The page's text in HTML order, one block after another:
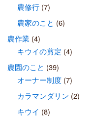
農修行(7)
農家のこと (6)
農作業 (4)
キウイの剪定 (4)
農園のこと (39)
オーナー制度(7)
カラマンダリン (2)
キウイ (8)